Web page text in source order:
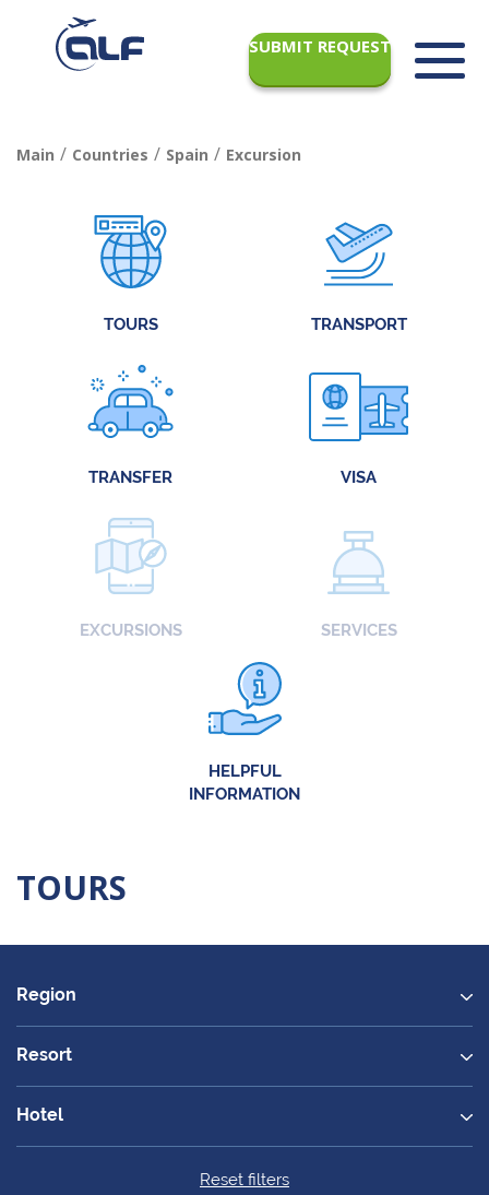
SUBMIT REQUEST
Main / Countries / Spain / Excursion
TOURS TRANSPORT
TRANSFER VISA
EXCURSIONS SERVICES
HELPFUL
INFORMATION
TOURS
Region
Resort
Hotel
Reset filters